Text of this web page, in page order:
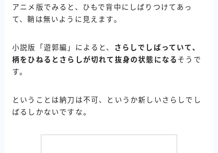
アニメ版でみると、ひもで背中にしばりつけてあっ
て、鞘は無いように見えます。
小説版「遊郭編」によると、
さらしでしばっていて、
柄をひねるとさらしが切れて抜身の状態になる そうで
す。
ということは納刀は不可、というか新しいさらしでし
ばるしかないですな。